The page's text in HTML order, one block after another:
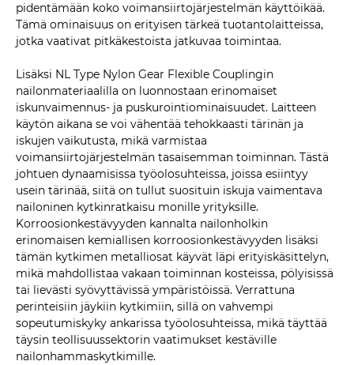
pidentämään koko voimansiirtojärjestelmän käyttöikää.
Tämä ominaisuus on erityisen tärkeä tuotantolaitteissa,
jotka vaativat pitkäkestoista jatkuvaa toimintaa.
Lisäksi NL Type Nylon Gear Flexible Couplingin
nailonmateriaalilla on luonnostaan ​​erinomaiset
iskunvaimennus- ja puskurointiominaisuudet. Laitteen
käytön aikana se voi vähentää tehokkaasti tärinän ja
iskujen vaikutusta, mikä varmistaa
voimansiirtojärjestelmän tasaisemman toiminnan. Tästä
johtuen dynaamisissa työolosuhteissa, joissa esiintyy
usein tärinää, siitä on tullut suosituin iskuja vaimentava
nailoninen kytkinratkaisu monille yrityksille.
Korroosionkestävyyden kannalta nailonholkin
erinomaisen kemiallisen korroosionkestävyyden lisäksi
tämän kytkimen metalliosat käyvät läpi erityiskäsittelyn,
mikä mahdollistaa vakaan toiminnan kosteissa, pölyisissä
tai lievästi syövyttävissä ympäristöissä. Verrattuna
perinteisiin jäykiin kytkimiin, sillä on vahvempi
sopeutumiskyky ankarissa työolosuhteissa, mikä täyttää
täysin teollisuussektorin vaatimukset kestäville
nailonhammaskytkimille.